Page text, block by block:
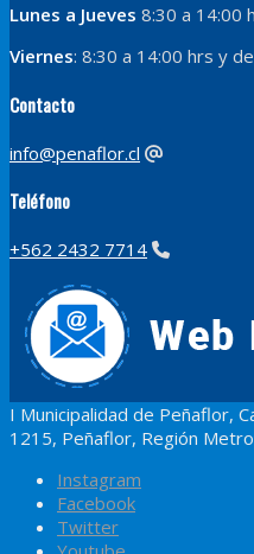
Lunes a Jueves 8:30 a 14:00
Viernes: 8:30 a 14:00 hrs y
Contacto
info@penaflor.cl
Teléfono
+562 2432 7714
I Municipalidad de Peñaflor,
1215, Peñaflor, Región
Instagram
Facebook
Twitter